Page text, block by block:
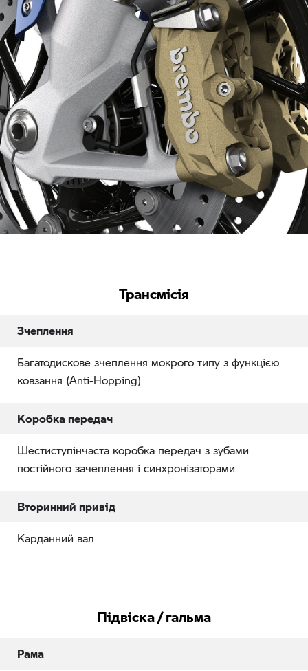
Трансмісія
Зчеплення
Багатодискове зчеплення мокрого типу з функцією
ковзання (Anti-Hopping)
Коробка передач
Шестиступінчаста коробка передач з зубами
постійного зачеплення і синхронізаторами
Вторинний привід
Карданний вал
Підвіска / гальма
Рама